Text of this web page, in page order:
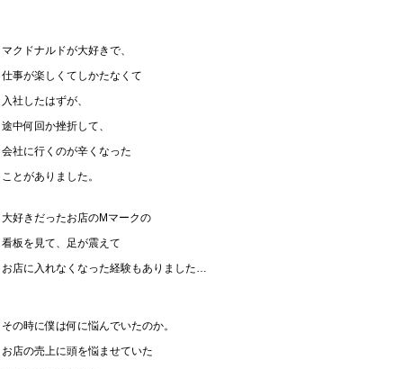
マクドナルドが大好きで、
仕事が楽しくてしかたなくて
入社したはずが、
途中何回か挫折して、
会社に行くのが辛くなった
ことがありました。
大好きだったお店のMマークの
看板を見て、足が震えて
お店に入れなくなった経験もありました…
その時に僕は何に悩んでいたのか。
お店の売上に頭を悩ませていた